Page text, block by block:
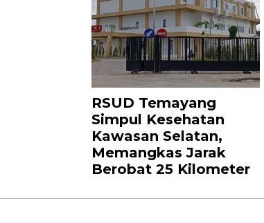
RSUD Temayang
Simpul Kesehatan
Kawasan Selatan,
Memangkas Jarak
Berobat 25 Kilometer